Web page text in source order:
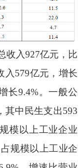
入927亿元，比
入579亿元，增长
长9.4%。一般公
其中民生支出593
模以上工业企业
规模以上工业企